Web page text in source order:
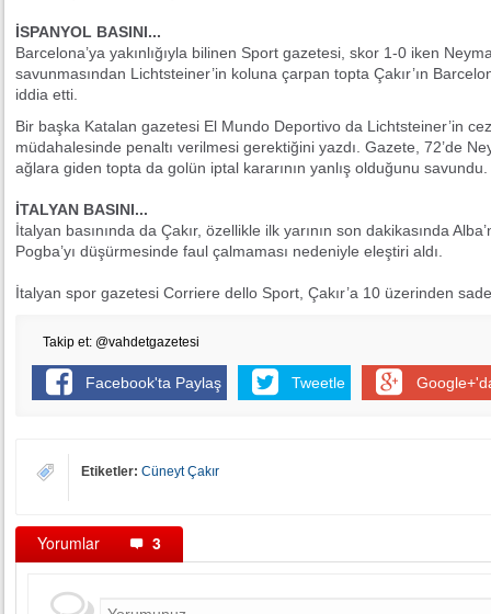
İSPANYOL BASINI...
Barcelona’ya yakınlığıyla bilinen Sport gazetesi, skor 1-0 iken
savunmasından Lichtsteiner’in koluna çarpan topta Çakır’ın
iddia etti.
Bir başka Katalan gazetesi El Mundo Deportivo da Lichtsteiner’in
müdahalesinde penaltı verilmesi gerektiğini yazdı. Gazete, 72’de
ağlara giden topta da golün iptal kararının yanlış olduğunu savundu.
İTALYAN BASINI...
İtalyan basınında da Çakır, özellikle ilk yarının son dakikasında
Pogba’yı düşürmesinde faul çalmaması nedeniyle eleştiri aldı.
İtalyan spor gazetesi Corriere dello Sport, Çakır’a 10 üzerinden
Takip et: @vahdetgazetesi
Facebook'ta Paylaş Tweetle
Etiketler: Cüneyt Çakır
Yorumlar 3